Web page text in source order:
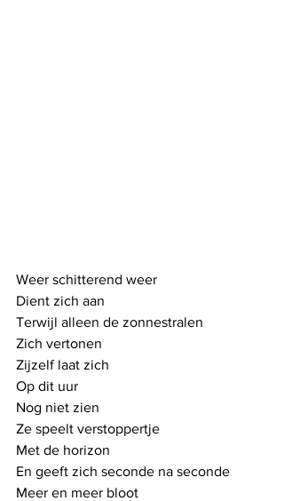
Weer schitterend weer
Dient zich aan
Terwijl alleen de zonnestralen
Zich vertonen
Zijzelf laat zich
Op dit uur
Nog niet zien
Ze speelt verstoppertje
Met de horizon
En geeft zich seconde na seconde
Meer en meer bloot